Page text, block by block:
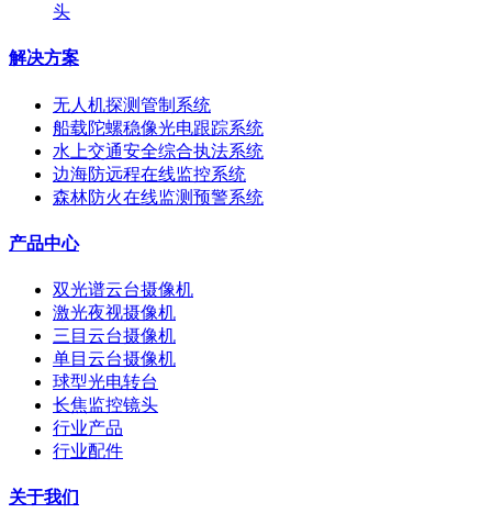
头
解决方案
无人机探测管制系统
船载陀螺稳像光电跟踪系统
水上交通安全综合执法系统
边海防远程在线监控系统
森林防火在线监测预警系统
产品中心
双光谱云台摄像机
激光夜视摄像机
三目云台摄像机
单目云台摄像机
球型光电转台
长焦监控镜头
行业产品
行业配件
关于我们